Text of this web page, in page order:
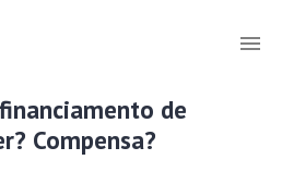
de
Compensa?